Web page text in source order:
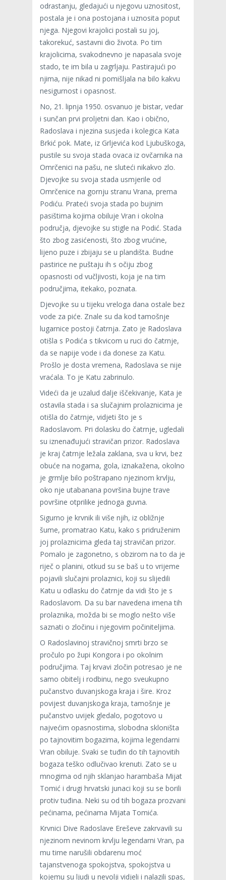
odrastanju, gledajući u njegovu uznositost,
postala je i ona postojana i uznosita poput
njega. Njegovi krajolici postali su joj,
takorekuć, sastavni dio života. Po tim
krajolicima, svakodnevno je napasala svoje
stado, te im bila u zagrljaju. Pastirajući po
njima, nije nikad ni pomišljala na bilo kakvu
nesigurnost i opasnost.
No, 21. lipnja 1950. osvanuo je bistar, vedar
i sunčan prvi proljetni dan. Kao i obično,
Radoslava i njezina susjeda i kolegica Kata
Brkić pok. Mate, iz Grljevića kod Ljubuškoga,
pustile su svoja stada ovaca iz ovčarnika na
Omrčenici na pašu, ne sluteći nikakvo zlo.
Djevojke su svoja stada usmjerile od
Omrčenice na gornju stranu Vrana, prema
Podiću. Prateći svoja stada po bujnim
pasištima kojima obiluje Vran i okolna
područja, djevojke su stigle na Podić. Stada
što zbog zasićenosti, što zbog vrućine,
lijeno puze i zbijaju se u plandišta. Budne
pastirice ne puštaju ih s očiju zbog
opasnosti od vučljivosti, koja je na tim
područjima, itekako, poznata.
Djevojke su u tijeku vreloga dana ostale bez
vode za piće. Znale su da kod tamošnje
lugarnice postoji čatrnja. Zato je Radoslava
otišla s Podića s tikvicom u ruci do čatrnje,
da se napije vode i da donese za Katu.
Prošlo je dosta vremena, Radoslava se nije
vraćala. To je Katu zabrinulo.
Videći da je uzalud dalje iščekivanje, Kata je
ostavila stada i sa slučajnim prolaznicima je
otišla do čatrnje, vidjeti što je s
Radoslavom. Pri dolasku do čatrnje, ugledali
su iznenađujući stravičan prizor. Radoslava
je kraj čatrnje ležala zaklana, sva u krvi, bez
obuće na nogama, gola, iznakažena, okolno
je grmlje bilo poštrapano njezinom krvlju,
oko nje utabanana površina bujne trave
površine otprilike jednoga guvna.
Sigurno je krvnik ili više njih, iz obližnje
šume, promatrao Katu, kako s pridruženim
joj prolaznicima gleda taj stravičan prizor.
Pomalo je zagonetno, s obzirom na to da je
riječ o planini, otkud su se baš u to vrijeme
pojavili slučajni prolaznici, koji su slijedili
Katu u odlasku do čatrnje da vidi što je s
Radoslavom. Da su bar navedena imena tih
prolaznika, možda bi se moglo nešto više
saznati o zločinu i njegovim počiniteljima.
O Radoslavinoj stravičnoj smrti brzo se
pročulo po župi Kongora i po okolnim
područjima. Taj krvavi zločin potresao je ne
samo obitelj i rodbinu, nego sveukupno
pučanstvo duvanjskoga kraja i šire. Kroz
povijest duvanjskoga kraja, tamošnje je
pučanstvo uvijek gledalo, pogotovo u
najvećim opasnostima, slobodna skloništa
po tajnovitim bogazima, kojima legendarni
Vran obiluje. Svaki se tuđin do tih tajnovitih
bogaza teško odlučivao krenuti. Zato se u
mnogima od njih sklanjao harambaša Mijat
Tomić i drugi hrvatski junaci koji su se borili
protiv tuđina. Neki su od tih bogaza prozvani
pećinama, pećinama Mijata Tomića.
Krvnici Dive Radoslave Ereševe zakrvavili su
njezinom nevinom krvlju legendarni Vran, pa
mu time narušili obdarenu moć
tajanstvenoga spokojstva, spokojstva u
kojemu su ljudi u nevolji vidjeli i nalazili spas,